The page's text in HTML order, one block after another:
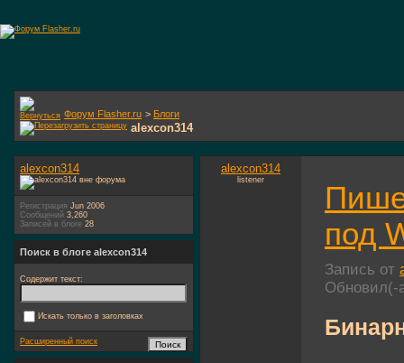
Форум Flasher.ru > Блоги
alexcon314
alexcon314
listener
под
Запись от
alexcon314
Регистрация Jun 2006
Сообщений 3,260
Записей в блоге 28
Поиск в блоге alexcon314
Содержит текст:
Искать только в заголовках
Расширенный поиск